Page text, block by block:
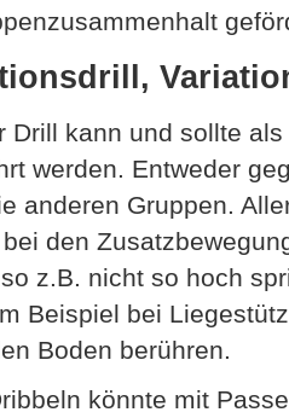
Drill kann und sollte
werden. Entweder
anderen Gruppen.
den
z.B. nicht so hoch
Beispiel bei
Boden berühren.
könnte mit